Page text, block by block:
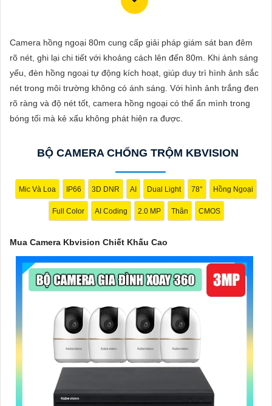
VẤN
DỊCH
VỤ
Để giúp bạn viết tư giới thiệu cho việc mua Camera Kbvision với
thống giám sát của bạn? Hãy đến với Camera Kbvision - thương
hiệu uy tín với chiết khấu cao. Với công nghệ hàng đầu, Camera
Bạn có thể điều chỉnh và thêm vào nội dung trên để phù hợp với
nhu cầu cụ thể của bạn. Chúc bạn thành công!
Camera hồng ngoại 80m cung cấp giải pháp giám sát ban đêm
rõ nét, ghi lại chi tiết với khoảng cách lên đến 80m. Khi ánh sáng
yếu, đèn hồng ngoại tự động kích hoạt, giúp duy trì hình ảnh sắc
nét trong môi trường không có ánh sáng. Với hình ảnh trắng đen
rõ ràng và độ nét tốt, camera hồng ngoại có thể ẩn mình trong
bóng tối mà kẻ xấu không phát hiện ra được.
BỘ CAMERA CHỐNG TRỘM KBVISION
Mic Và Loa IP66 3D DNR AI Dual Light 78° Hồng Ngoại
Full Color AI Coding 2.0 MP Thân CMOS
Mua Camera Kbvision Chiết Khấu Cao